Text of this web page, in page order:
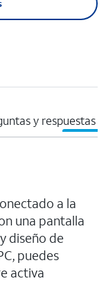
y respuestas
a la
una pantalla
diseño de
puedes
activa